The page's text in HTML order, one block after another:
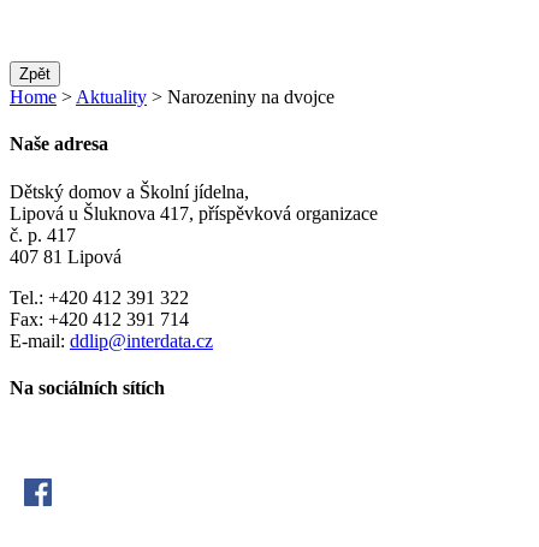
Zpět
Home > Aktuality > Narozeniny na dvojce
Naše adresa
Dětský domov a Školní jídelna,
Lipová u Šluknova 417, příspěvková organizace
č. p. 417
407 81 Lipová
Tel.: +420 412 391 322
Fax: +420 412 391 714
E-mail: ddlip@interdata.cz
Na sociálních sítích